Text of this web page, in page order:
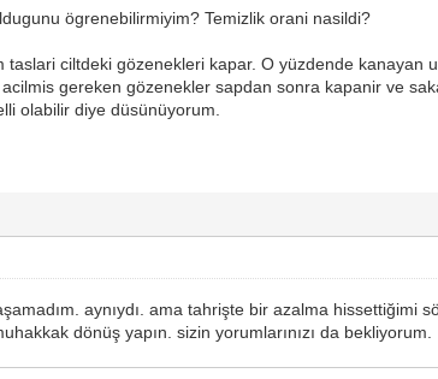
ögrenebilirmiyim? Temizlik orani nasildi?
taslari ciltdeki gözenekleri kapar. O yüzdende kanayan
gereken gözenekler sapdan sonra kapanir ve
olabilir diye düsünüyorum.
aynıydı. ama tahrişte bir azalma hissettiğimi
dönüş yapın. sizin yorumlarınızı da bekliyorum.